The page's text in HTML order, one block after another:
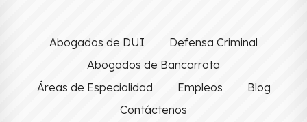
Abogados de DUI
Defensa Criminal
Abogados de Bancarrota
Áreas de Especialidad
Empleos
Blog
Contáctenos